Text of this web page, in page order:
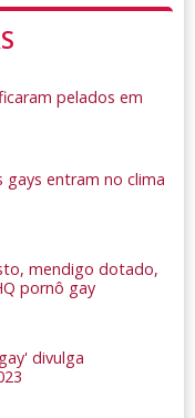
pelados em
gays entram no clima
mendigo dotado,
pornô gay
divulga